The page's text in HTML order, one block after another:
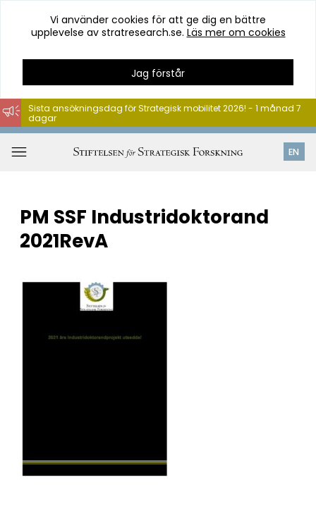
Hoppa
till
innehåll
Vi använder cookies för att ge dig en bättre
upplevelse av stratresearch.se. Läs mer om cookies
Jag förstår
EN
Sista ansökningsdag för Strategisk mobilitet 2026! - 1 månad 7
dagar
PM SSF Industridoktorand
2021RevA